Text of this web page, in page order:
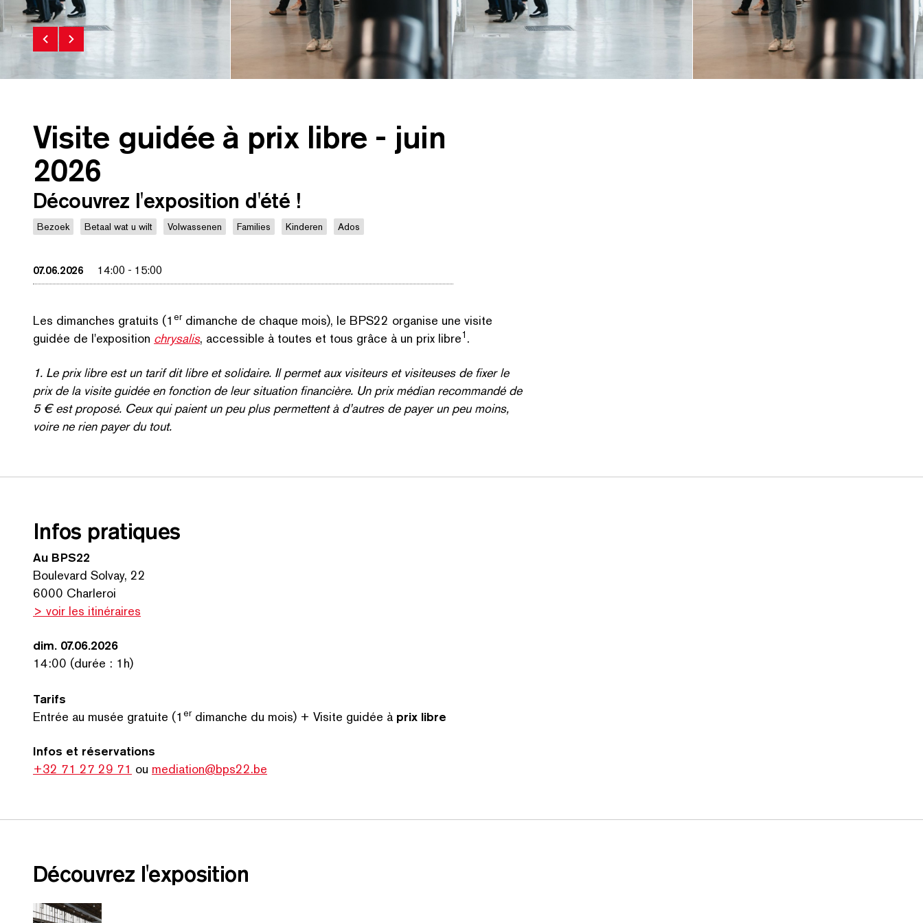
Visite guidée à prix libre - juin
2026
Découvrez l'exposition d'été !
Bezoek Betaal wat u wilt Volwassenen Families Kinderen Ados
07.06.2026 14:00 - 15:00
Les dimanches gratuits (1 erdimanche de chaque mois), le BPS22 organise une visite
guidée de l'exposition chrysalis, accessible à toutes et tous grâce à un prix libre1 .
1. Le prix libre est un tarif dit libre et solidaire. Il permet aux visiteurs et visiteuses de fixer le
prix de la visite guidée en fonction de leur situation financière. Un prix médian recommandé de
5 € est proposé. Ceux qui paient un peu plus permettent à d’autres de payer un peu moins,
voire ne rien payer du tout.
Infos pratiques
Au BPS22
Boulevard Solvay, 22
6000 Charleroi
> voir les itinéraires
dim. 07.06.2026
14:00 (durée : 1h)
Tarifs
Entrée au musée gratuite (1 erdimanche du mois) + Visite guidée à prix libre
Infos et réser­va­tions
+32 71 27 29 71 ou mediation@bps22.be
Découvrez l'exposition